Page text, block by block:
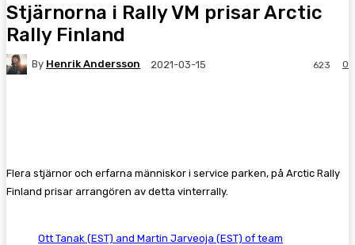
Stjärnorna i Rally VM prisar Arctic
Rally Finland
By Henrik Andersson 2021-03-15 0
623
Flera stjärnor och erfarna människor i service parken, på Arctic Rally
Finland prisar arrangören av detta vinterrally.
Ott Tanak (EST) and Martin Jarveoja (EST) of team